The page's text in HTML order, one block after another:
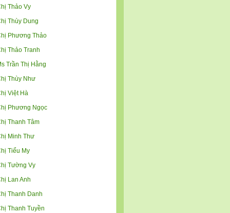
Thảo Vy
Thùy Dung
Phương Thảo
Thảo Tranh
Trần Thị Hằng
Thùy Như
Việt Hà
Phương Ngọc
Thanh Tâm
Minh Thư
Tiểu My
Tường Vy
Lan Anh
Thanh Danh
Thanh Tuyền